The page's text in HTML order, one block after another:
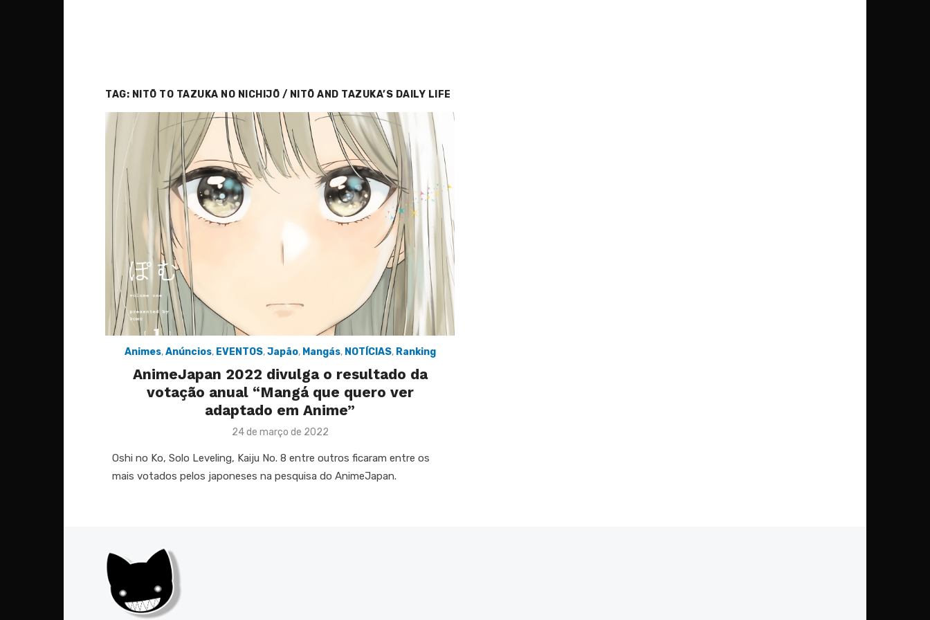
TAG: NITŌ TO TAZUKA NO NICHIJŌ / NITŌ AND TAZUKA’S DAILY LIFE
Animes,Anúncios, EVENTOS,Japão, Mangás, NOTÍCIAS, Ranking
AnimeJapan 2022 divulga o resultado da
votação anual “Mangá que quero ver
adaptado em Anime”
Posted
24 de março de 2022
Oshi no Ko, Solo Leveling, Kaiju No. 8 entre outros ficaram entre os
mais votados pelos japoneses na pesquisa do AnimeJapan.